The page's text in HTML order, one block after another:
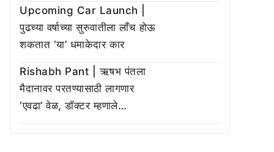
Upcoming Car Launch |
पुढच्या वर्षाच्या सुरुवातीला लाँच होऊ
शकतात ‘या’ धमाकेदार कार
Rishabh Pant | ऋषभ पंतला
मैदानावर परतण्यासाठी लागणार
‘एवढा’ वेळ, डॉक्टर म्हणाले…